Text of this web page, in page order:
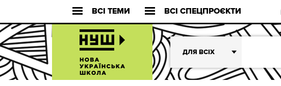
ВСІ ТЕМИ ВСІ СПЕЦПРОЄКТИ
ДЛЯ ВСІХ